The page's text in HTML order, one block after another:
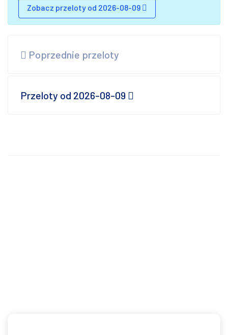
Zobacz przeloty od 2026-08-09
Poprzednie przeloty
Przeloty od 2026-08-09